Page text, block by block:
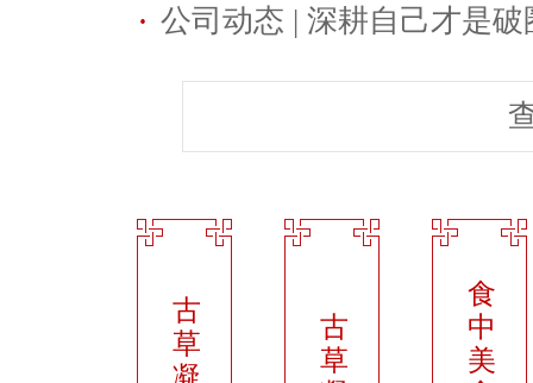
· 公司动态 | 深耕自己才是
古
草
古
草
食
中
美